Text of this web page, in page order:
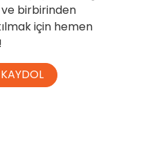
birbirinden
için hemen